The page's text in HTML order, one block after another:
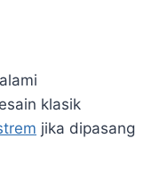
klasik
jika dipasang